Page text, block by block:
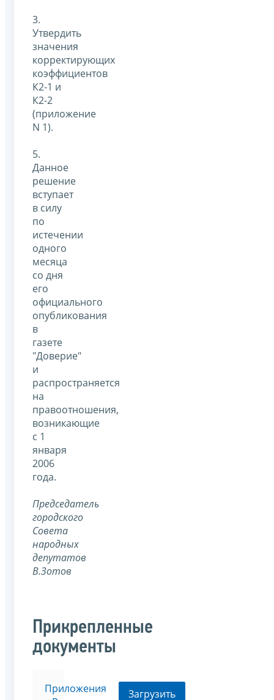
3.
Утвердить
значения
корректирующих
коэффициентов
К2-1 и
К2-2
(приложение
N 1).
5.
Данное
решение
вступает
в силу
по
истечении
одного
месяца
со дня
его
официального
опубликования
в
газете
"Доверие"
и
распространяется
на
правоотношения,
возникающие
с 1
января
2006
года.
Председатель
городского
Совета
народных
депутатов
В.Зотов
Прикрепленные
документы
Приложения
Загрузить